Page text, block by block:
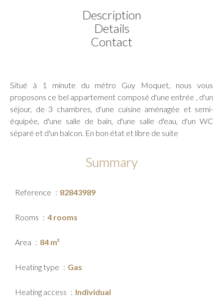
Description
Details
Contact
Situé à 1 minute du métro Guy Moquet, nous vous
proposons ce bel appartement composé d'une entrée , d'un
séjour, de 3 chambres, d'une cuisine aménagée et semi-
équipée, d'une salle de bain, d'une salle d'eau, d'un WC
séparé et d'un balcon. En bon état et libre de suite
Summary
Reference 82843989
Rooms 4 rooms
Area 84 m²
Heating type Gas
Heating access Individual